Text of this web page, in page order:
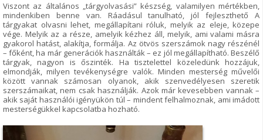
Viszont az általános „tárgyolvasási” készség, valamilyen mértékben,
mindenkiben benne van. Ráadásul tanulható, jól fejleszthető A
tárgyakat olvasni lehet, megállapítani róluk, melyik az eleje, közepe
vége. Melyik az a része, amelyik kézhez áll, melyik, ami valami másra
gyakorol hatást, alakítja, formálja. Az ötvös szerszámok nagy részénél
– főként, ha már generációk használták – ez jól megállapítható. Beszélő
tárgyak, nagyon is őszinték. Ha tisztelettel közeledünk hozzájuk,
elmondják, milyen tevékenységre valók. Minden mesterség művelői
között vannak számosan olyanok, akik szenvedélyesen szeretik
szerszámaikat, nem csak használják. Azok már kevesebben vannak –
akik saját használói igényükön túl – mindent felhalmoznak, ami imádott
mesterségükkel kapcsolatba hozható.